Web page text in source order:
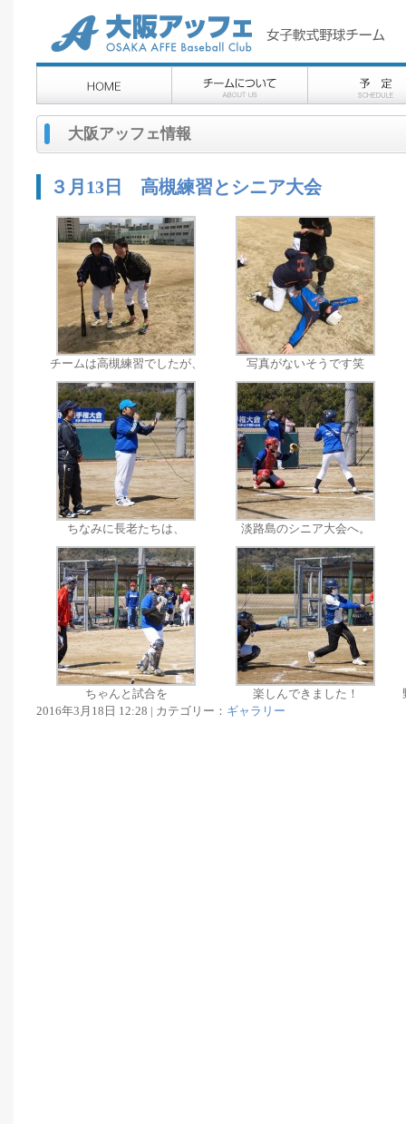
大阪アッフェ情報
３月13日 高槻練習とシニア大会
チームは高槻練習でしたが、 写真がないそうです笑
ちなみに長老たちは、 淡路島のシニア大会へ。
ちゃんと試合を 楽しんできました！
2016年3月18日 12:28 | カテゴリー： ギャラリー